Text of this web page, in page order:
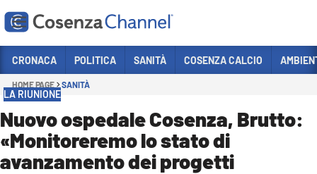
Sezioni
POLITICA
COSENZA CALCIO
CRONACA POLITICA SANITÀ COSENZA CALCIO
HOME PAGE SANITÀ
LA RIUNIONE
Nuovo ospedale Cosenza, Brutto:
«Monitoreremo lo stato di
avanzamento dei progetti